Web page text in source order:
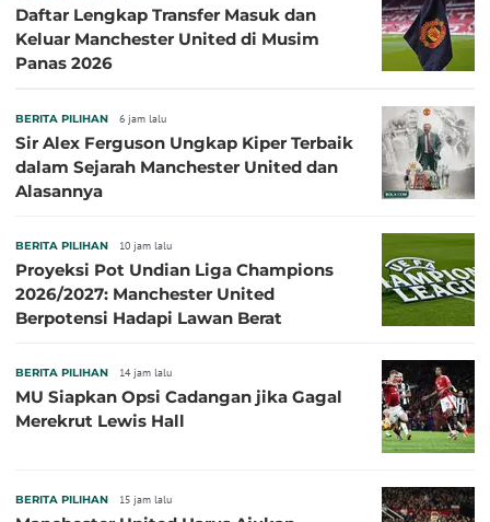
Daftar Lengkap Transfer Masuk dan
Keluar Manchester United di Musim
Panas 2026
BERITA PILIHAN 6 jam lalu
Sir Alex Ferguson Ungkap Kiper Terbaik
dalam Sejarah Manchester United dan
Alasannya
BERITA PILIHAN 10 jam lalu
Proyeksi Pot Undian Liga Champions
2026/2027: Manchester United
Berpotensi Hadapi Lawan Berat
BERITA PILIHAN 14 jam lalu
MU Siapkan Opsi Cadangan jika Gagal
Merekrut Lewis Hall
BERITA PILIHAN 15 jam lalu